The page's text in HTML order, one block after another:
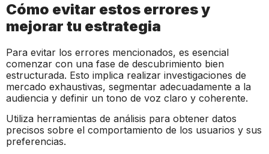
Cómo evitar estos errores y
mejorar tu estrategia
Para evitar los errores mencionados, es esencial
comenzar con una fase de descubrimiento bien
estructurada. Esto implica realizar investigaciones de
mercado exhaustivas, segmentar adecuadamente a la
audiencia y definir un tono de voz claro y coherente.
Utiliza herramientas de análisis para obtener datos
precisos sobre el comportamiento de los usuarios y sus
preferencias.